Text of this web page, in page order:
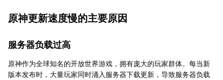
原神更新速度慢的主要原因
服务器负载过高
原神作为全球知名的开放世界游戏，拥有庞大的玩家群体。每当新
版本发布时，大量玩家同时涌入服务器下载更新，导致服务器负载